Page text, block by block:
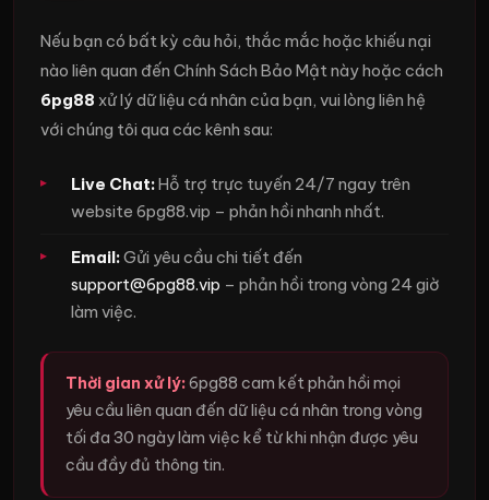
Nếu bạn có bất kỳ câu hỏi, thắc mắc hoặc khiếu nại
nào liên quan đến Chính Sách Bảo Mật này hoặc cách
6pg88 xử lý dữ liệu cá nhân của bạn, vui lòng liên hệ
với chúng tôi qua các kênh sau:
Live Chat:Hỗ trợ trực tuyến 24/7 ngay trên
website 6pg88.vip – phản hồi nhanh nhất.
Email:Gửi yêu cầu chi tiết đến
support@6pg88.vip – phản hồi trong vòng 24 giờ
làm việc.
Thời gian xử lý:6pg88 cam kết phản hồi mọi
yêu cầu liên quan đến dữ liệu cá nhân trong vòng
tối đa 30 ngày làm việc kể từ khi nhận được yêu
cầu đầy đủ thông tin.